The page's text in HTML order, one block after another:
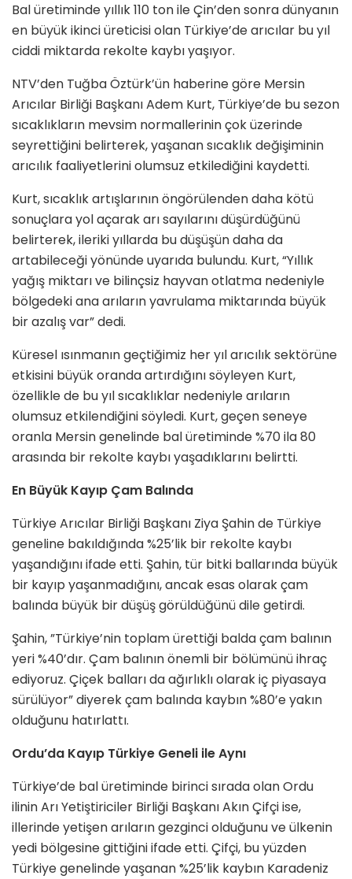
Bal üretiminde yıllık 110 ton ile Çin’den sonra dünyanın
en büyük ikinci üreticisi olan Türkiye’de arıcılar bu yıl
ciddi miktarda rekolte kaybı yaşıyor.
NTV’den Tuğba Öztürk’ün haberine göre Mersin
Arıcılar Birliği Başkanı Adem Kurt, Türkiye’de bu sezon
sıcaklıkların mevsim normallerinin çok üzerinde
seyrettiğini belirterek, yaşanan sıcaklık değişiminin
arıcılık faaliyetlerini olumsuz etkilediğini kaydetti.
Kurt, sıcaklık artışlarının öngörülenden daha kötü
sonuçlara yol açarak arı sayılarını düşürdüğünü
belirterek, ileriki yıllarda bu düşüşün daha da
artabileceği yönünde uyarıda bulundu. Kurt, “Yıllık
yağış miktarı ve bilinçsiz hayvan otlatma nedeniyle
bölgedeki ana arıların yavrulama miktarında büyük
bir azalış var” dedi.
Küresel ısınmanın geçtiğimiz her yıl arıcılık sektörüne
etkisini büyük oranda artırdığını söyleyen Kurt,
özellikle de bu yıl sıcaklıklar nedeniyle arıların
olumsuz etkilendiğini söyledi. Kurt, geçen seneye
oranla Mersin genelinde bal üretiminde %70 ila 80
arasında bir rekolte kaybı yaşadıklarını belirtti.
En Büyük Kayıp Çam Balında
Türkiye Arıcılar Birliği Başkanı Ziya Şahin de Türkiye
geneline bakıldığında %25’lik bir rekolte kaybı
yaşandığını ifade etti. Şahin, tür bitki ballarında büyük
bir kayıp yaşanmadığını, ancak esas olarak çam
balında büyük bir düşüş görüldüğünü dile getirdi.
Şahin, ”Türkiye’nin toplam ürettiği balda çam balının
yeri %40’dır. Çam balının önemli bir bölümünü ihraç
ediyoruz. Çiçek balları da ağırlıklı olarak iç piyasaya
sürülüyor” diyerek çam balında kaybın %80’e yakın
olduğunu hatırlattı.
Ordu’da Kayıp Türkiye Geneli ile Aynı
Türkiye’de bal üretiminde birinci sırada olan Ordu
ilinin Arı Yetiştiriciler Birliği Başkanı Akın Çifçi ise,
illerinde yetişen arıların gezginci olduğunu ve ülkenin
yedi bölgesine gittiğini ifade etti. Çifçi, bu yüzden
Türkiye genelinde yaşanan %25’lik kaybın Karadeniz